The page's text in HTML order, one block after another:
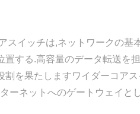
スイッチは,ネットワークの基
置する.高容量のデータ転送を
割を果たしますワイダーコア
ーネットへのゲートウェイと